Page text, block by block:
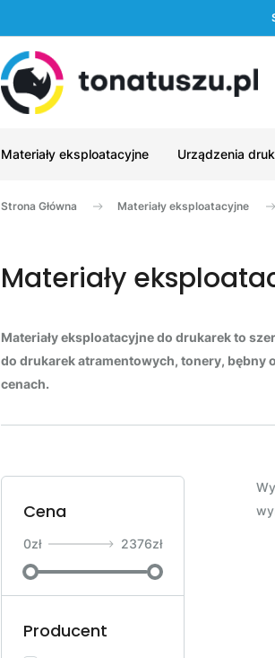
Materiały eksploatacyjne Urządzenia
Strona Główna Materiały eksploatacyjne
Materiały
Materiały eksploatacyjne do drukarek to
do drukarek atramentowych, tonery, bębny
cenach.
Cena
0zł 2376zł
Producent